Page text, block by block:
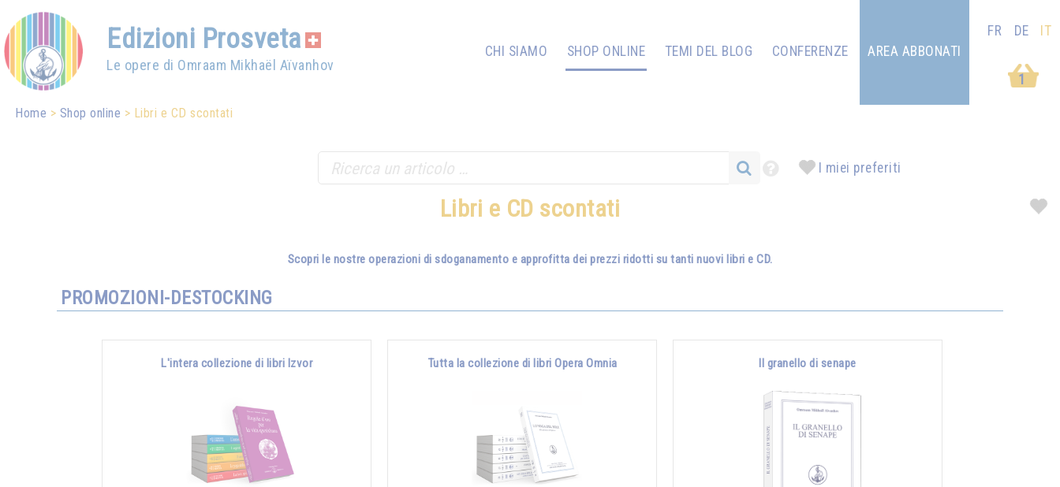
Edizioni Prosveta
Le opere di Omraam Mikhaël Aïvanhov
CHI SIAMO SHOP ONLINE TEMI DEL BLOG
CONFERENZE
1
AREA ABBONATI
FR DE IT
Home Shop online Libri e CD scontati
I miei preferiti
Libri e CD scontati
Scopri le nostre operazioni di sdoganamento e approfitta dei prezzi ridotti su tanti nuovi libri e CD.
PROMOZIONI-DESTOCKING
L'intera collezione di libri Izvor Tutta la collezione di libri Opera Omnia Il granello di senape